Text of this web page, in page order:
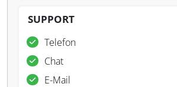
SUPPORT
Telefon
Chat
E-Mail